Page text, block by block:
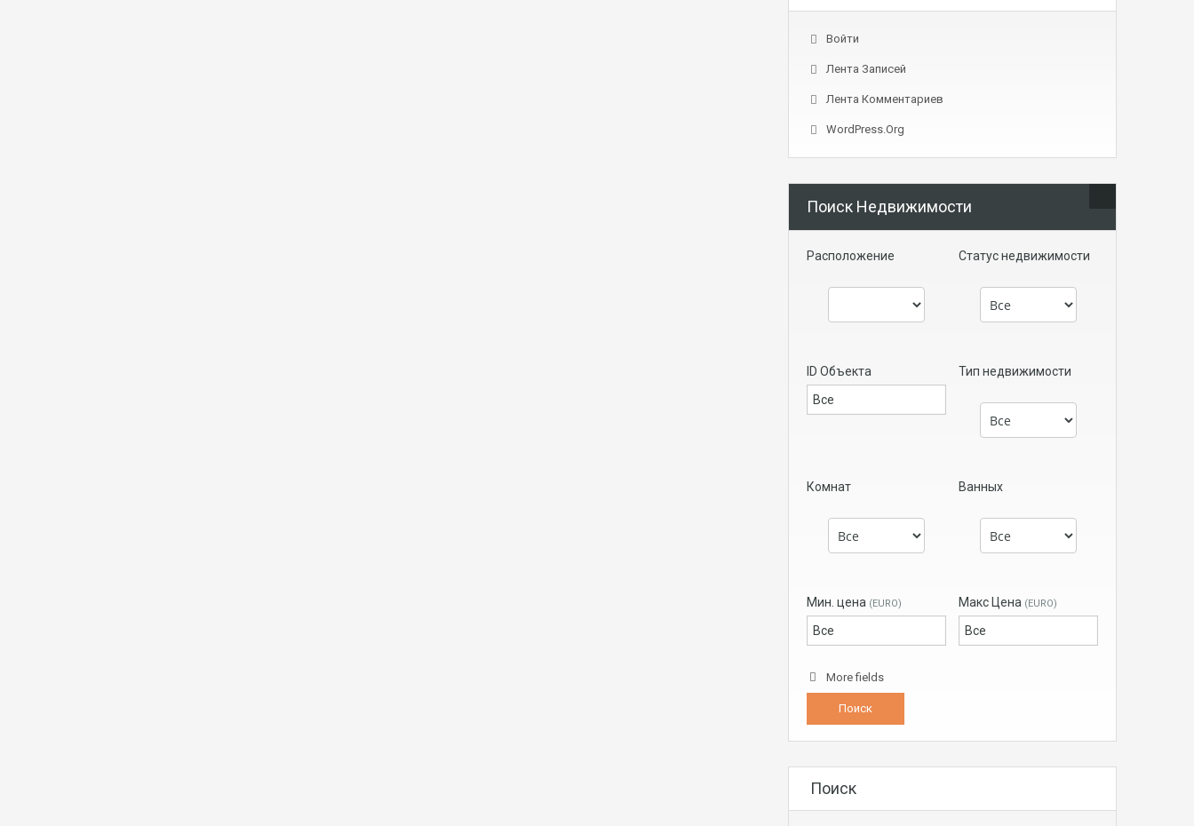
Войти
Лента Записей
Лента Комментариев
WordPress.org
Поиск Недвижимости
Расположение Статус недвижимости
ID Объекта Тип недвижимости
Комнат Ванных
Мин. цена (EURO) Макс Цена (EURO)
More fields
Поиск